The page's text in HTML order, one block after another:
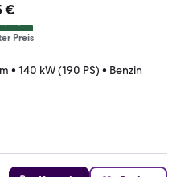
€
Preis
• 140 kW (190 PS) • Benzin